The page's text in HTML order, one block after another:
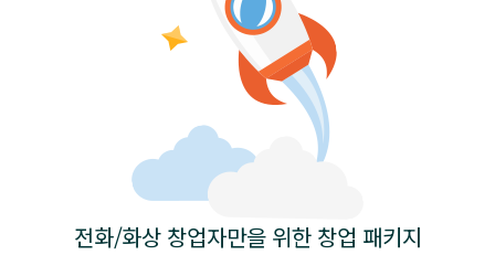
전화/화상 창업자만을 위한 창업 패키지